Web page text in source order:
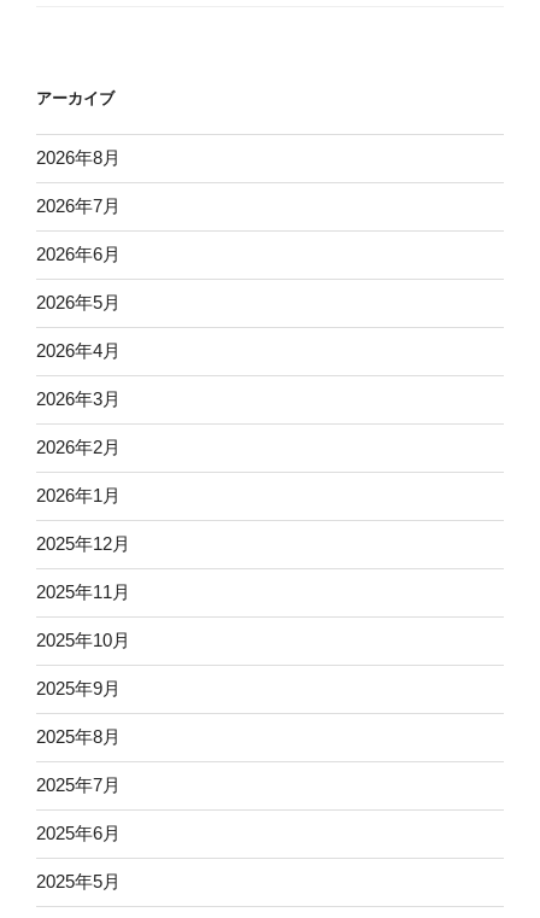
アーカイブ
2026年8月
2026年7月
2026年6月
2026年5月
2026年4月
2026年3月
2026年2月
2026年1月
2025年12月
2025年11月
2025年10月
2025年9月
2025年8月
2025年7月
2025年6月
2025年5月